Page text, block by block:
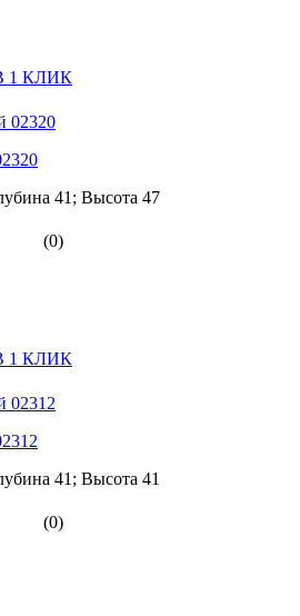
1 КЛИК
41; Высота 47
(0)
1 КЛИК
41; Высота 41
(0)